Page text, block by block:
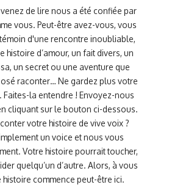
de lire nous a été confiée par
vous. Peut-être avez-vous, vous
d'une rencontre inoubliable,
histoire d’amour, un fait divers, un
un secret ou une aventure que
osé raconter… Ne gardez plus votre
la entendre ! Envoyez-nous
cliquant sur le bouton ci-dessous.
votre histoire de vive voix ?
un voice et nous vous
Votre histoire pourrait toucher,
quelqu’un d’autre. Alors, à vous
commence peut-être ici.